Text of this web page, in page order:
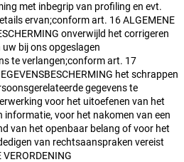
met inbegrip van profiling en evt.
ervan;conform art. 16 ALGEMENE
onverwijld het corrigeren
bij ons opgeslagen
te verlangen;conform art. 17
het schrappen
gegevens te
voor het uitoefenen van het
informatie, voor het nakomen van een
van het openbaar belang of voor het
van rechtsaanspraken vereist